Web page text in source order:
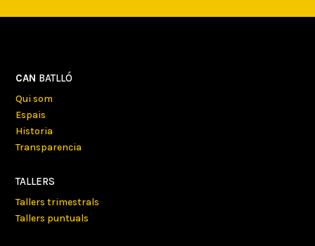
CAN BATLLÓ
Qui som
Espais
Historia
Transparencia
TALLERS
Tallers trimestrals
Tallers puntuals